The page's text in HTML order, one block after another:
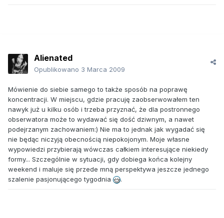
Alienated
Opublikowano 3 Marca 2009
Mówienie do siebie samego to także sposób na poprawę
koncentracji. W miejscu, gdzie pracuję zaobserwowałem ten
nawyk już u kilku osób i trzeba przyznać, że dla postronnego
obserwatora może to wydawać się dość dziwnym, a nawet
podejrzanym zachowaniem:) Nie ma to jednak jak wygadać się
nie będąc niczyją obecnością niepokojonym. Moje własne
wypowiedzi przybierają wówczas całkiem interesujące niekiedy
formy... Szczególnie w sytuacji, gdy dobiega końca kolejny
weekend i maluje się przede mną perspektywa jeszcze jednego
szalenie pasjonującego tygodnia
.